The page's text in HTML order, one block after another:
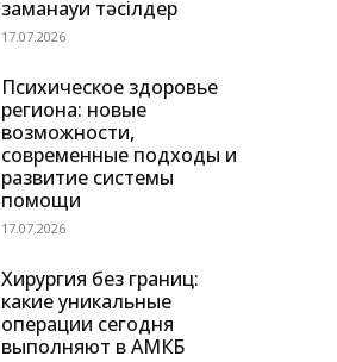
заманауи тәсілдер
17.07.2026
Психическое здоровье
региона: новые
возможности,
современные подходы и
развитие системы
помощи
17.07.2026
Хирургия без границ:
какие уникальные
операции сегодня
выполняют в АМКБ